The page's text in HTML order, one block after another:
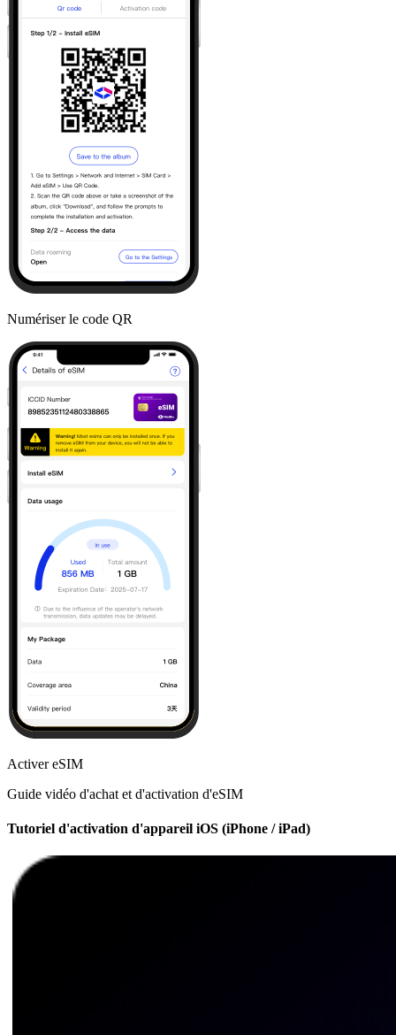
Numériser le code QR
Activer eSIM
Guide vidéo d'achat et d'activation d'eSIM
Tutoriel d'activation d'appareil iOS (iPhone / iPad)